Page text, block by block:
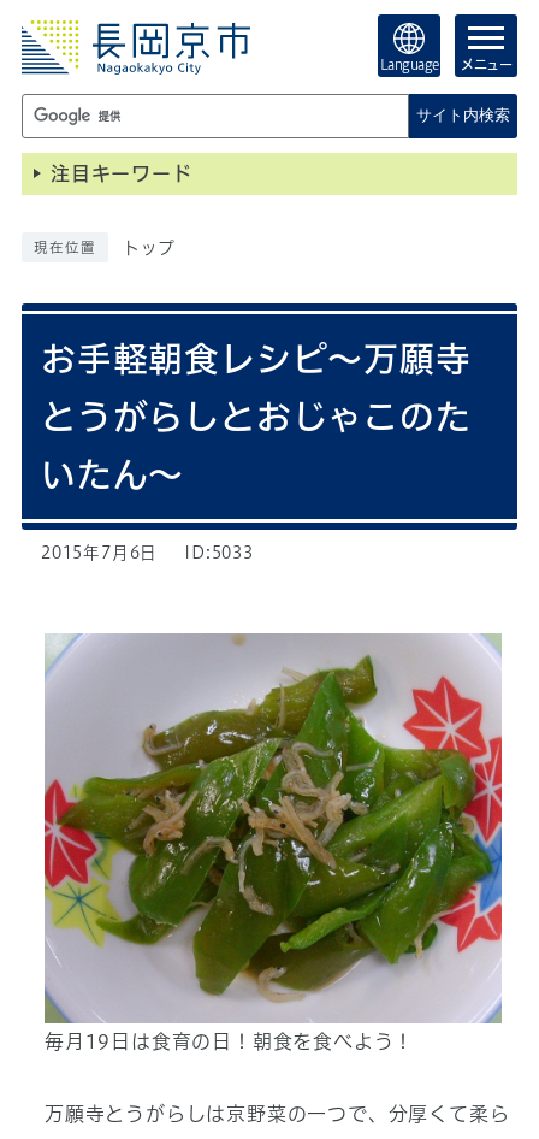
Language メニュー
サイト内検索
注目キーワード
現在位置 トップ
お手軽朝食レシピ～万願寺
とうがらしとおじゃこのた
いたん～
2015年7月6日 ID:5033
毎月19日は食育の日！朝食を食べよう！
万願寺とうがらしは京野菜の一つで、分厚くて柔ら